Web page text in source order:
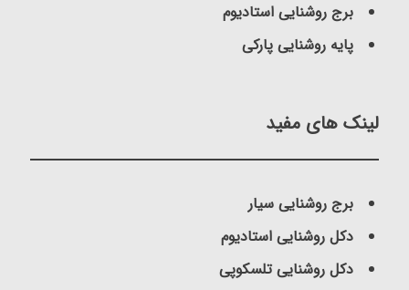
برج روشنایی استادیوم
پایه روشنایی پارکی
لینک های مفید
برج روشنایی سیار
دکل روشنایی استادیوم
دکل روشنایی تلسکوپی